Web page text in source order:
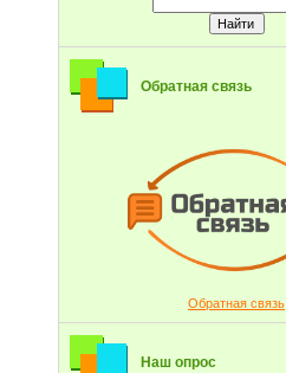
Обратная связь
Обратная связь
Наш опрос